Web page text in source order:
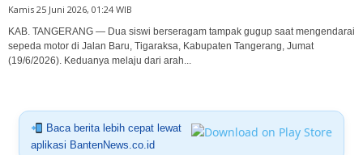
Kamis 25 Juni 2026, 01:24 WIB
KAB. TANGERANG — Dua siswi berseragam tampak gugup saat mengendarai
sepeda motor di Jalan Baru, Tigaraksa, Kabupaten Tangerang, Jumat
(19/6/2026). Keduanya melaju dari arah...
Baca berita lebih cepat lewat
aplikasi BantenNews.co.id